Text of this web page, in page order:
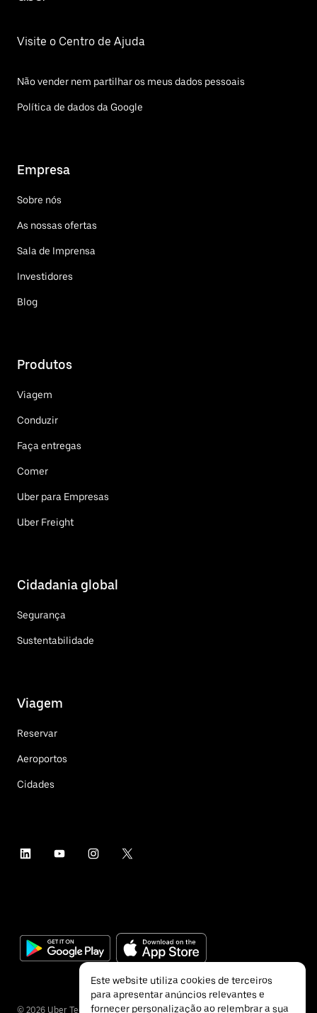
Visite o Centro de Ajuda
Não vender nem partilhar os meus dados pessoais
Política de dados da Google
Empresa
Sobre nós
As nossas ofertas
Sala de Imprensa
Investidores
Blog
Produtos
Viagem
Conduzir
Faça entregas
Comer
Uber para Empresas
Uber Freight
Cidadania global
Segurança
Sustentabilidade
Viagem
Reservar
Aeroportos
Cidades
© 2026 Uber Technologies Inc.
Este website utiliza cookies de terceiros
para apresentar anúncios relevantes e
fornecer personalização ao relembrar a sua